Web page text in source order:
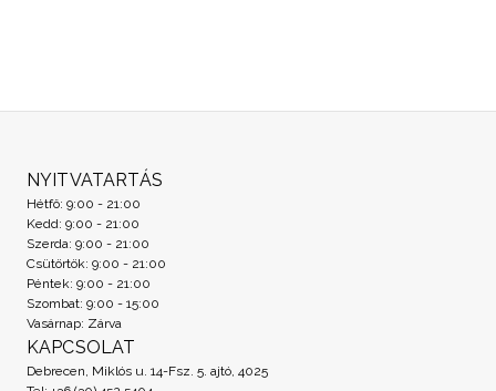
NYITVATARTÁS
Hétfő: 9:00 - 21:00
Kedd: 9:00 - 21:00
Szerda: 9:00 - 21:00
Csütörtök: 9:00 - 21:00
Péntek: 9:00 - 21:00
Szombat: 9:00 - 15:00
Vasárnap: Zárva
KAPCSOLAT
Debrecen, Miklós u. 14-Fsz. 5. ajtó, 4025